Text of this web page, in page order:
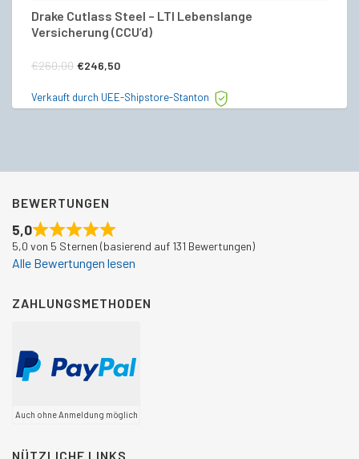
Drake Cutlass Steel – LTI Lebenslange
Versicherung (CCU’d)
€260,00 Ursprünglicher
war:
€246,50
ist:
Verkauft durch UEE-Shipstore-Stanton
BEWERTUNGEN
5,0
5,0 von 5 Sternen (basierend auf 131 Bewertungen)
Alle Bewertungen lesen
ZAHLUNGSMETHODEN
Auch ohne Anmeldung möglich
NÜTZLICHE LINKS